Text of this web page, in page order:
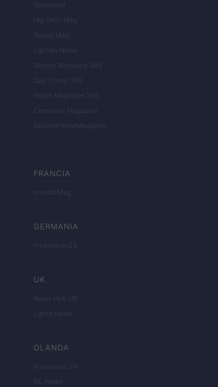
Gameland
Hig Tech Mag
Scoop Mag
Lgbtqia News
Motors Magazine 365
Day Travel 365
Home Magazine 365
Cineverse Magazine
SecondHomeMagazine
FRANCIA
InvestirMag
GERMANIA
Investieren24
UK
News Hub UK
Lgbtq News
OLANDA
Investeren 24
NL Newz